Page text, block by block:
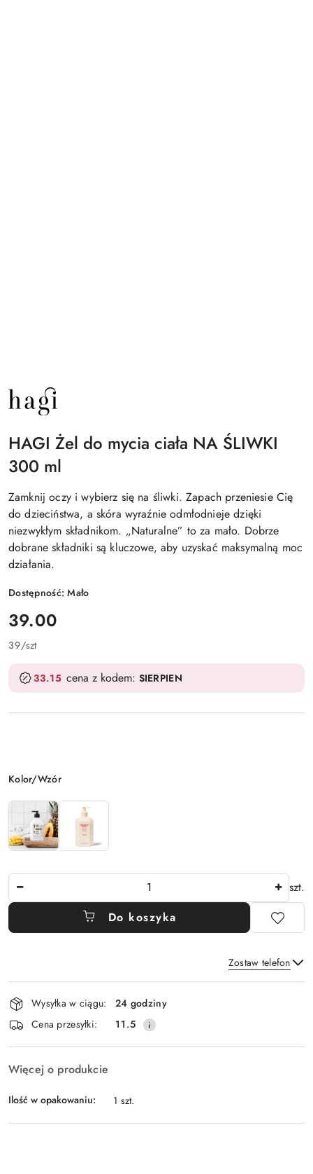
NAZWA
PRODUCENTA:
HAGI
HAGI Żel do mycia ciała NA ŚLIWKI
300 ml
Zamknij oczy i wybierz się na śliwki. Zapach przeniesie Cię
do dzieciństwa, a skóra wyraźnie odmłodnieje dzięki
niezwykłym składnikom. „Naturalne” to za mało. Dobrze
dobrane składniki są kluczowe, aby uzyskać maksymalną moc
działania.
Dostępność:Mało
cena:
39.00
39/szt
33.15 cena z kodem: SIERPIEN
Wariant
Kolor/Wzór
szt.
Do koszyka
Zostaw telefon
Wyślij
Dostępność
i
dostawa
Wysyłka w ciągu:
24 godziny
Cena przesyłki:
11.5
Więcej o produkcie
Ilość w opakowaniu: 1 szt.